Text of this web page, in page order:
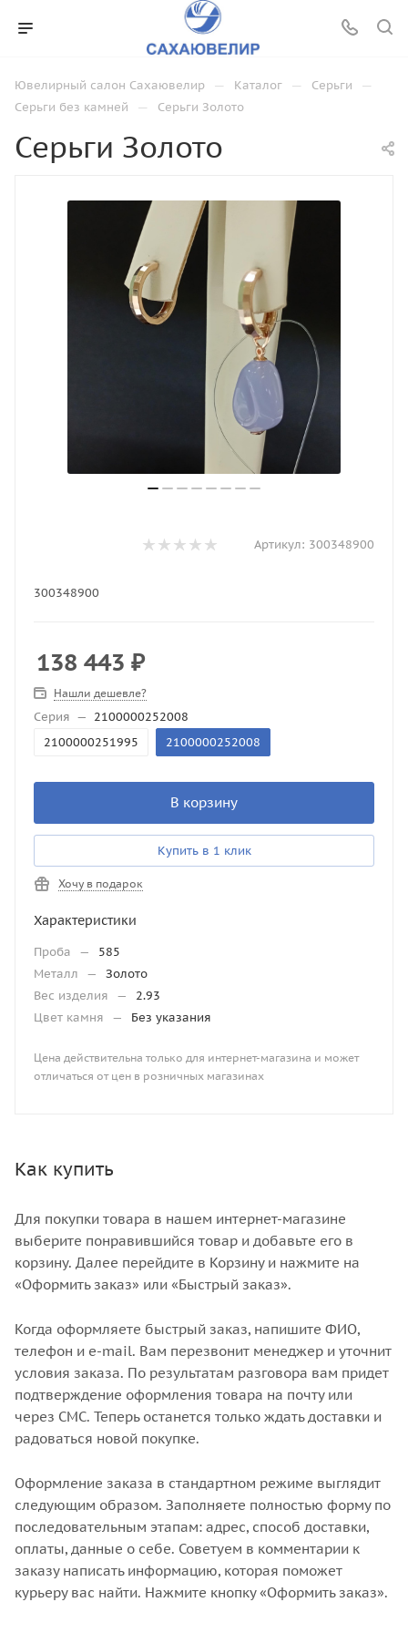
Ювелирный салон Сахаювелир — Каталог — Серьги —
Серьги без камней — Серьги Золото
Серьги Золото
Артикул: 300348900
300348900
138 443 ₽
Нашли дешевле?
Серия — 2100000252008
2100000251995
2100000252008
В корзину
Купить в 1 клик
Хочу в подарок
Характеристики
Проба —
585
Металл
—
Золото
Вес изделия
—
2.93
Цвет камня
— Без указания
Цена действительна только для интернет-магазина и может
отличаться от цен в розничных магазинах
Как купить
Для покупки товара в нашем интернет-магазине
выберите понравившийся товар и добавьте его в
корзину. Далее перейдите в Корзину и нажмите на
«Оформить заказ» или «Быстрый заказ».
Когда оформляете быстрый заказ, напишите ФИО,
телефон и e-mail. Вам перезвонит менеджер и уточнит
условия заказа. По результатам разговора вам придет
подтверждение оформления товара на почту или
через СМС. Теперь останется только ждать доставки и
радоваться новой покупке.
Оформление заказа в стандартном режиме выглядит
следующим образом. Заполняете полностью форму по
последовательным этапам: адрес, способ доставки,
оплаты, данные о себе. Советуем в комментарии к
заказу написать информацию, которая поможет
курьеру вас найти. Нажмите кнопку «Оформить заказ».